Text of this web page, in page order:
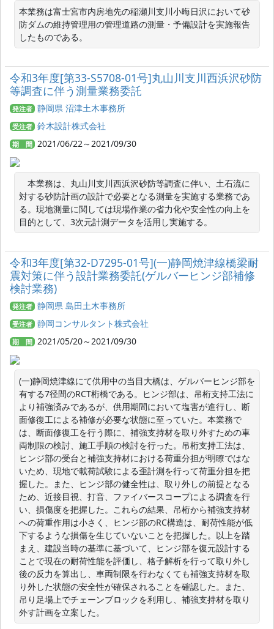
本業務は富士宮市内房地先の稲瀬川支川小晦日沢において砂
防ダムの維持管理用の管理道路の測量・予備設計を実施報告
したものである。
令和3年度[第33-S5708-01号]丸山川支川西浜沢砂防
等調査に伴う測量業務委託
発注者 静岡県 沼津土木事務所
受注者 鈴木設計株式会社
期 間 2021/06/22～2021/09/30
本業務は、丸山川支川西浜沢砂防等調査に伴い、土石流に
対する砂防計画の設計で必要となる測量を実施する業務であ
る。現地測量に関しては現場作業の省力化や安全性の向上を
目的として、3次元計測データを活用し実施する。
令和3年度[第32-D7295-01号](一)静岡焼津線橋梁耐
震対策に伴う設計業務委託(ゲルバーヒンジ部補修
検討業務)
発注者 静岡県 島田土木事務所
受注者 静岡コンサルタント株式会社
期 間 2021/05/20～2021/09/30
(一)静岡焼津線にて供用中の当目大橋は、ゲルバーヒンジ部を
有する7径間のRCT桁橋である。ヒンジ部は、吊桁支持工法に
より補強済みであるが、供用期間において塩害が進行し、断
面修復工による補修が必要な状態に至っていた。本業務で
は、断面修復工を行う際に、補強支持材を取り外すための車
両制限の検討、施工手順の検討を行った。吊桁支持工法は、
ヒンジ部の受台と補強支持材における荷重分担が明瞭ではな
いため、現地で載荷試験による歪計測を行って荷重分担を把
握した。また、ヒンジ部の健全性は、取り外しの前提となる
ため、近接目視、打音、ファイバースコープによる調査を行
い、損傷度を把握した。これらの結果、吊桁から補強支持材
への荷重作用は小さく、ヒンジ部のRC構造は、耐荷性能が低
下するような損傷を生じていないことを把握した。以上を踏
まえ、建設当時の基準に基づいて、ヒンジ部を復元設計する
ことで現在の耐荷性能を評価し、格子解析を行って取り外し
後の反力を算出し、車両制限を行わなくても補強支持材を取
り外した状態の安全性が確保されることを確認した。また、
吊り足場上でチェーンブロックを利用し、補強支持材を取り
外す計画を立案した。